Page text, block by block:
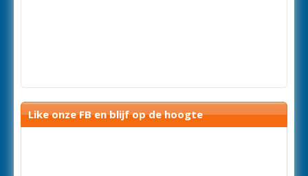
Like onze FB en blijf op de hoogte